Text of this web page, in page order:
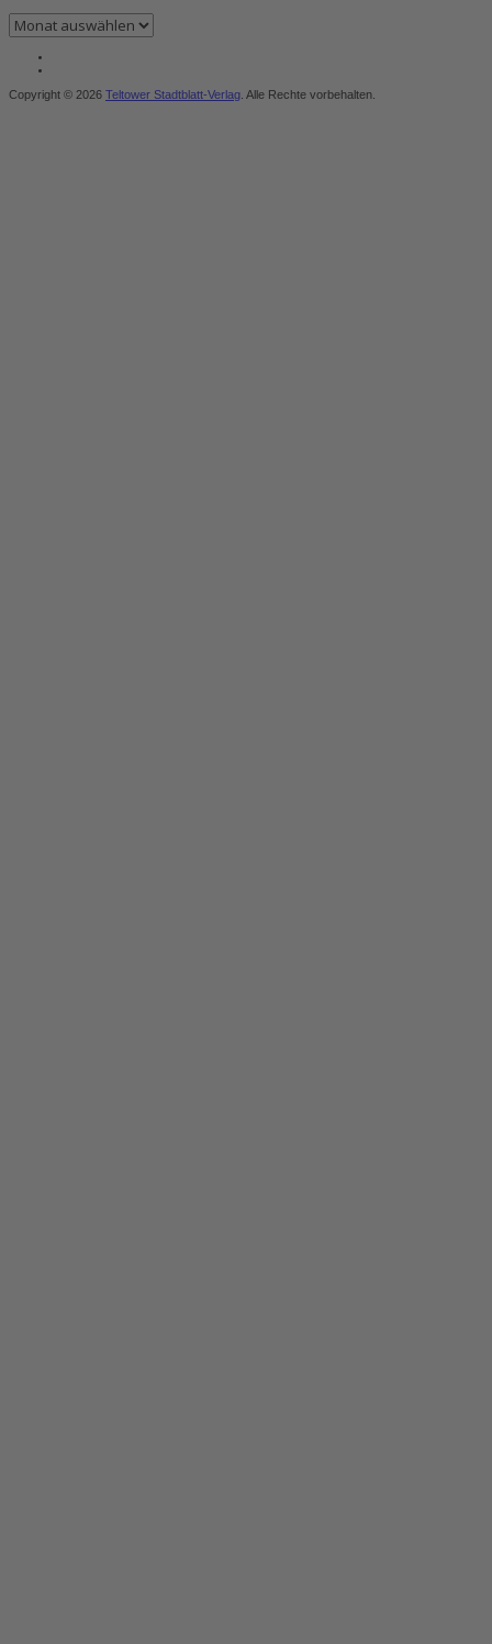
Archiv
Copyright © 2026 Teltower Stadtblatt-Verlag . Alle Rechte vorbehalten.